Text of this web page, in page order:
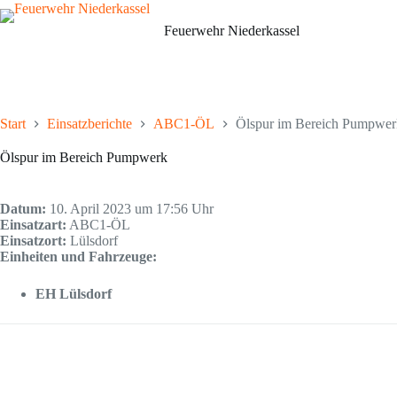
Zum
Inhalt
Feuerwehr Niederkassel
Start Einsatzberichte ABC1-ÖL Ölspur im Bereich
Ölspur im Bereich Pumpwerk
Datum: 10. April 2023 um 17:56 Uhr
Einsatzart: ABC1-ÖL
Einsatzort: Lülsdorf
Einheiten und Fahrzeuge:
EH Lülsdorf